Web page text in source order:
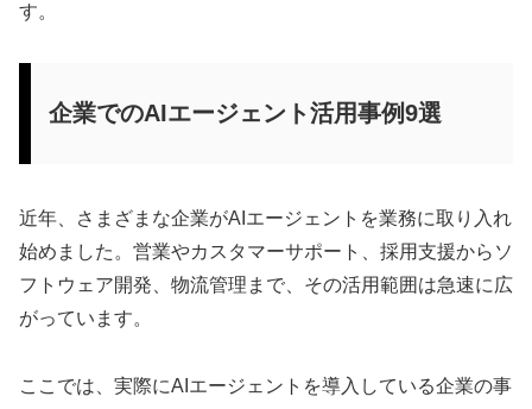
す。
企業でのAIエージェント活用事例9選
近年、さまざまな企業がAIエージェントを業務に取り入れ
始めました。営業やカスタマーサポート、採用支援からソ
フトウェア開発、物流管理まで、その活用範囲は急速に広
がっています。
ここでは、実際にAIエージェントを導入している企業の事